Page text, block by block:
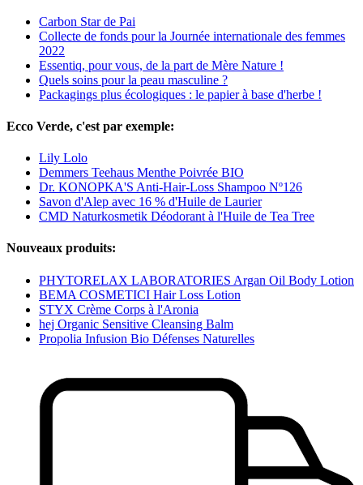
Carbon Star de Pai
Collecte de fonds pour la Journée internationale des femmes
2022
Essentiq, pour vous, de la part de Mère Nature !
Quels soins pour la peau masculine ?
Packagings plus écologiques : le papier à base d'herbe !
Ecco Verde, c'est par exemple:
Lily Lolo
Demmers Teehaus Menthe Poivrée BIO
Dr. KONOPKA'S Anti-Hair-Loss Shampoo Nº126
Savon d'Alep avec 16 % d'Huile de Laurier
CMD Naturkosmetik Déodorant à l'Huile de Tea Tree
Nouveaux produits:
PHYTORELAX LABORATORIES Argan Oil Body Lotion
BEMA COSMETICI Hair Loss Lotion
STYX Crème Corps à l'Aronia
hej Organic Sensitive Cleansing Balm
Propolia Infusion Bio Défenses Naturelles